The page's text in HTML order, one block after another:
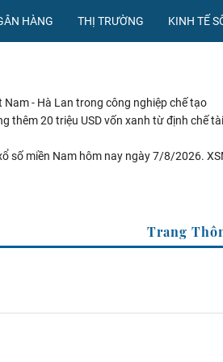
HÀNG THỊ TRƯỜNG KINH TẾ
Nam - Hà Lan trong công nghiệp chế tạo
thêm 20 triệu USD vốn xanh từ định chế
số miền Nam hôm nay ngày 7/8/2026.
số miền Bắc hôm nay ngày 7/8/2026.
Trang